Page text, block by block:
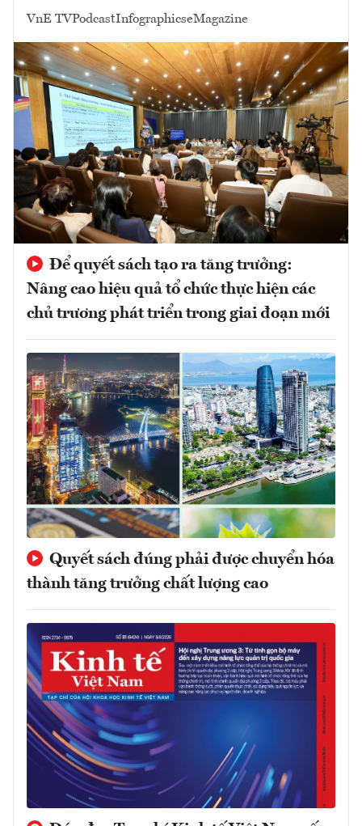
VnE TVPodcastInfographicseMagazine
Để quyết sách tạo ra tăng trưởng:
Nâng cao hiệu quả tổ chức thực hiện các
chủ trương phát triển trong giai đoạn mới
Quyết sách đúng phải được chuyển hóa
thành tăng trưởng chất lượng cao